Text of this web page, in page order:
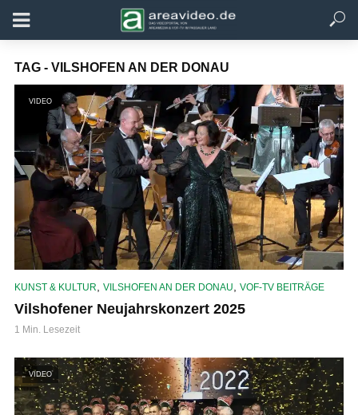
TAG - VILSHOFEN AN DER DONAU
VIDEO
KUNST & KULTUR VILSHOFEN AN DER DONAU VOF-TV BEITRÄGE
Vilshofener Neujahrskonzert 2025
1 Min. Lesezeit
VIDEO